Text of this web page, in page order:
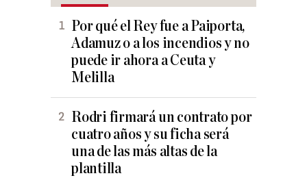
Por qué el Rey fue a Paiporta,
Adamuz o a los incendios y no
puede ir ahora a Ceuta y
Melilla
Rodri firmará un contrato por
cuatro años y su ficha será
una de las más altas de la
plantilla